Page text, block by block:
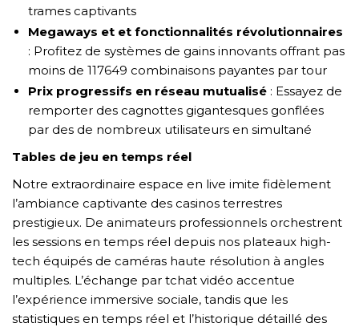
trames captivants
Megaways et et fonctionnalités révolutionnaires
: Profitez de systèmes de gains innovants offrant pas
moins de 117649 combinaisons payantes par tour
Prix progressifs en réseau mutualisé : Essayez de
remporter des cagnottes gigantesques gonflées
par des de nombreux utilisateurs en simultané
Tables de jeu en temps réel
Notre extraordinaire espace en live imite fidèlement
l’ambiance captivante des casinos terrestres
prestigieux. De animateurs professionnels orchestrent
les sessions en temps réel depuis nos plateaux high-
tech équipés de caméras haute résolution à angles
multiples. L’échange par tchat vidéo accentue
l’expérience immersive sociale, tandis que les
statistiques en temps réel et l’historique détaillé des